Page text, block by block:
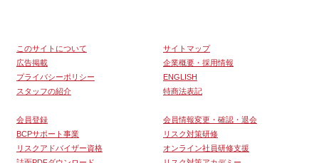
このサイトについて
サイトマップ
広告掲載
企業概要・採用情報
プライバシーポリシー
ENGLISH
スタッフの紹介
特商法表記
会員登録
会員情報変更・確認・退会
BCPサポート事業
リスク対策研修
リスクアドバイザー資格
オンライン社員研修支援